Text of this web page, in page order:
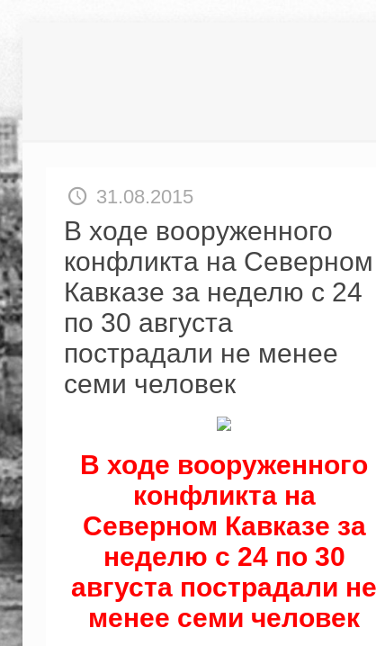
31.08.2015
В ходе вооруженного
конфликта на Северном
Кавказе за неделю с 24
по 30 августа
пострадали не менее
семи человек
В ходе вооруженного
конфликта на
Северном Кавказе за
неделю с 24 по 30
августа пострадали не
менее семи человек